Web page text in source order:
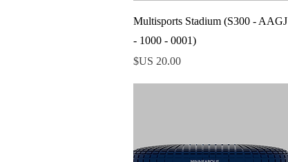
العرض السريع
Multisports Stadium (S300 - AAGJ
- 1000 - 0001)
السعر